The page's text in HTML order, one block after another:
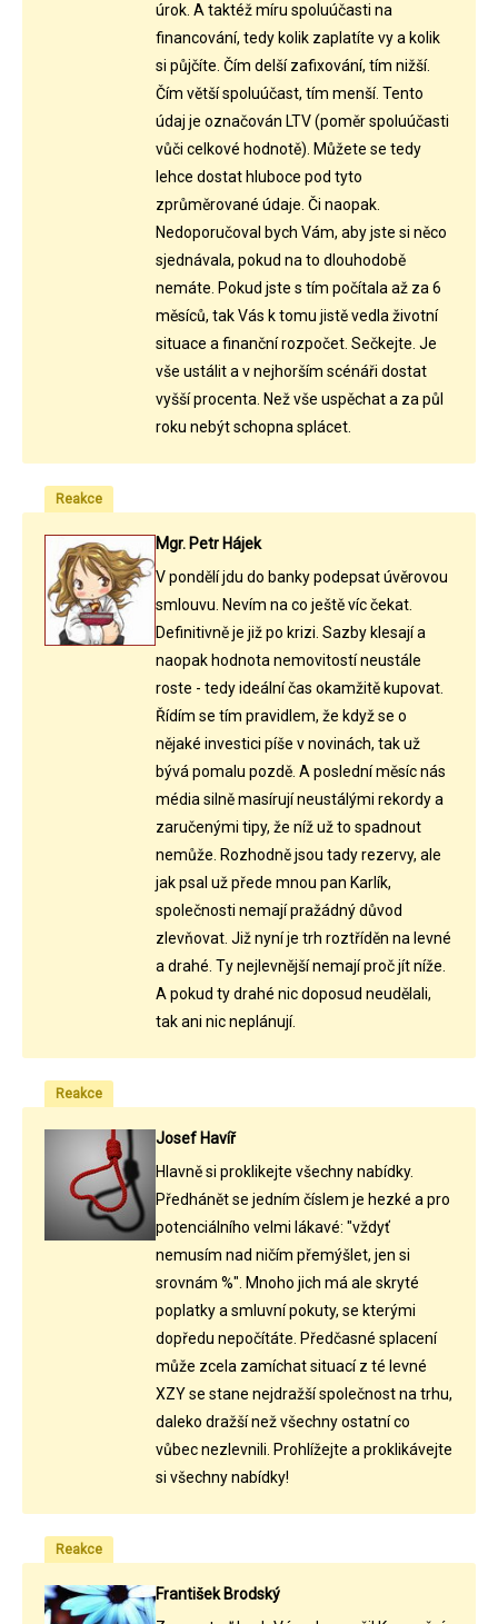
úrok. A taktéž míru spoluúčasti na
financování, tedy kolik zaplatíte vy a kolik
si půjčíte. Čím delší zafixování, tím nižší.
Čím větší spoluúčast, tím menší. Tento
údaj je označován LTV (poměr spoluúčasti
vůči celkové hodnotě). Můžete se tedy
lehce dostat hluboce pod tyto
zprůměrované údaje. Či naopak.
Nedoporučoval bych Vám, aby jste si něco
sjednávala, pokud na to dlouhodobě
nemáte. Pokud jste s tím počítala až za 6
měsíců, tak Vás k tomu jistě vedla životní
situace a finanční rozpočet. Sečkejte. Je
vše ustálit a v nejhorším scénáři dostat
vyšší procenta. Než vše uspěchat a za půl
roku nebýt schopna splácet.
Reakce
Mgr. Petr Hájek
V pondělí jdu do banky podepsat úvěrovou
smlouvu. Nevím na co ještě víc čekat.
Definitivně je již po krizi. Sazby klesají a
naopak hodnota nemovitostí neustále
roste - tedy ideální čas okamžitě kupovat.
Řídím se tím pravidlem, že když se o
nějaké investici píše v novinách, tak už
bývá pomalu pozdě. A poslední měsíc nás
média silně masírují neustálými rekordy a
zaručenými tipy, že níž už to spadnout
nemůže. Rozhodně jsou tady rezervy, ale
jak psal už přede mnou pan Karlík,
společnosti nemají pražádný důvod
zlevňovat. Již nyní je trh roztříděn na levné
a drahé. Ty nejlevnější nemají proč jít níže.
A pokud ty drahé nic doposud neudělali,
tak ani nic neplánují.
Reakce
Josef Havíř
Hlavně si proklikejte všechny nabídky.
Předhánět se jedním číslem je hezké a pro
potenciálního velmi lákavé: "vždyť
nemusím nad ničím přemýšlet, jen si
srovnám %". Mnoho jich má ale skryté
poplatky a smluvní pokuty, se kterými
dopředu nepočítáte. Předčasné splacení
může zcela zamíchat situací z té levné
XZY se stane nejdražší společnost na trhu,
daleko dražší než všechny ostatní co
vůbec nezlevnili. Prohlížejte a proklikávejte
si všechny nabídky!
Reakce
František Brodský